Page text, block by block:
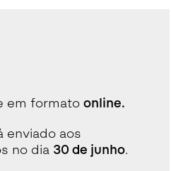
em formatoonline.
enviado aos
no dia 30 de junho.